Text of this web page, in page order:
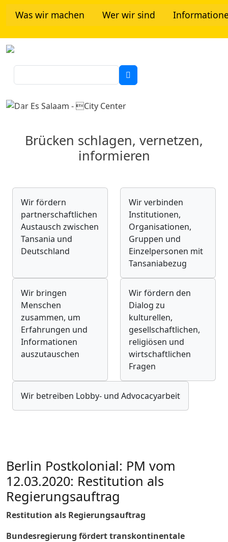
Was wir machen Wer wir sind
Previous
Brücken schlagen, vernetzen,
informieren
Wir fördern
partnerschaftlichen
Austausch zwischen
Tansania und
Deutschland
Wir verbinden
Institutionen,
Organisationen,
Gruppen und
Einzelpersonen mit
Tansaniabezug
Wir bringen
Menschen
zusammen, um
Erfahrungen und
Informationen
auszutauschen
Wir fördern den
Dialog zu
kulturellen,
gesellschaftlichen,
religiösen und
wirtschaftlichen
Fragen
Wir betreiben Lobby- und Advocacyarbeit
Berlin Postkolonial: PM vom
12.03.2020: Restitution als
Regierungsauftrag
Restitution als Regierungsauftrag
Bundesregierung fördert transkontinentale